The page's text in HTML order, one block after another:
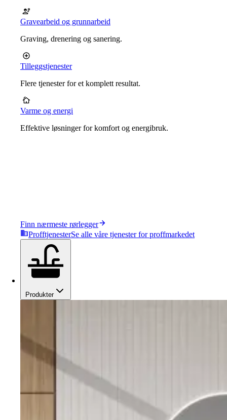
Gravearbeid og grunnarbeid
Graving, drenering og sanering.
Tilleggstjenester
Flere tjenester for et komplett resultat.
Varme og energi
Effektive løsninger for komfort og energibruk.
Finn nærmeste rørlegger
ProfftjenesterSe alle våre tjenester for proffmarkedet
Produkter